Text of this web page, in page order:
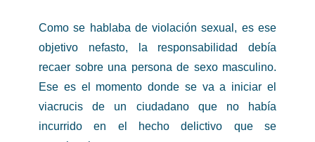
Como se hablaba de violación sexual, es ese
objetivo nefasto, la responsabilidad debía
recaer sobre una persona de sexo masculino.
Ese es el momento donde se va a iniciar el
viacrucis de un ciudadano que no había
incurrido en el hecho delictivo que se